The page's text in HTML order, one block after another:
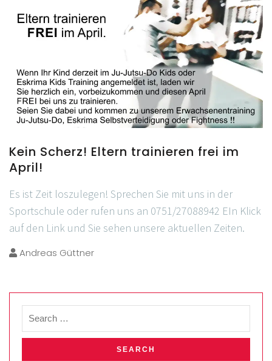
Kein Scherz! Eltern trainieren frei im
April!
Es ist Zeit loszulegen! Sprechen Sie mit uns in der
Sportschule oder rufen uns an 0751/27088942 EIn Klick
auf den Link und Sie sehen unsere aktuellen Zeiten.
Andreas Güttner